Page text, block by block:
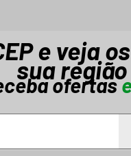
ofertas
se e receba novidades e
e veja
sua região